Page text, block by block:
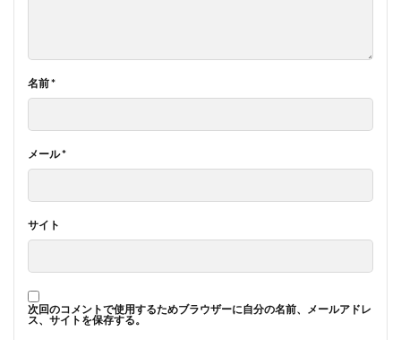
名前*
メール*
サイト
次回のコメントで使用するためブラウザーに自分の名前、メールアドレ
ス、サイトを保存する。